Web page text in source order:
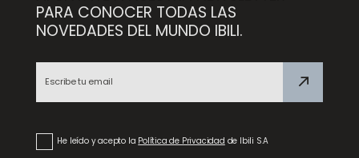
PARA CONOCER TODAS LAS
NOVEDADES DEL MUNDO IBILI.
He leído y acepto la Política de Privacidad de Ibili S.A